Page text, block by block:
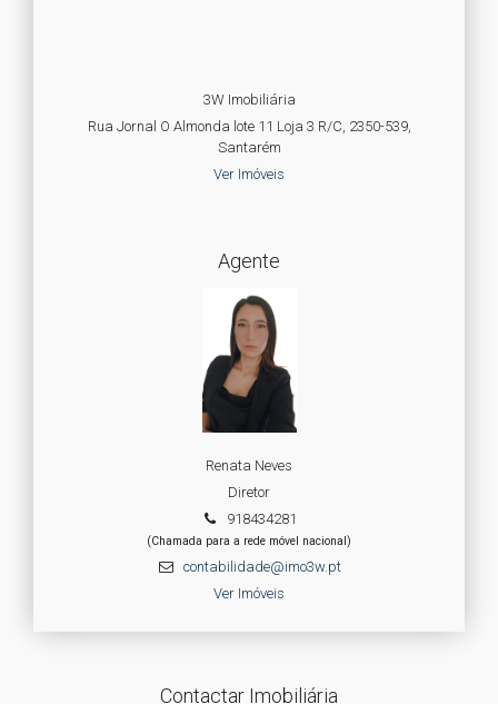
3W Imobiliária
Rua Jornal O Almonda lote 11 Loja 3 R/C, 2350-539,
Santarém
Ver Imóveis
Agente
Renata Neves
Diretor
918434281
(Chamada para a rede móvel nacional)
contabilidade@imo3w.pt
Ver Imóveis
Contactar Imobiliária